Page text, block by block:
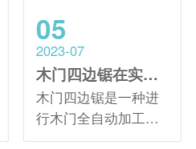
05
2023-07
木门四边锯在实际应用中的特点有哪些？
木门四边锯是一种进
行木门全自动加工的
设备，其主要适用于